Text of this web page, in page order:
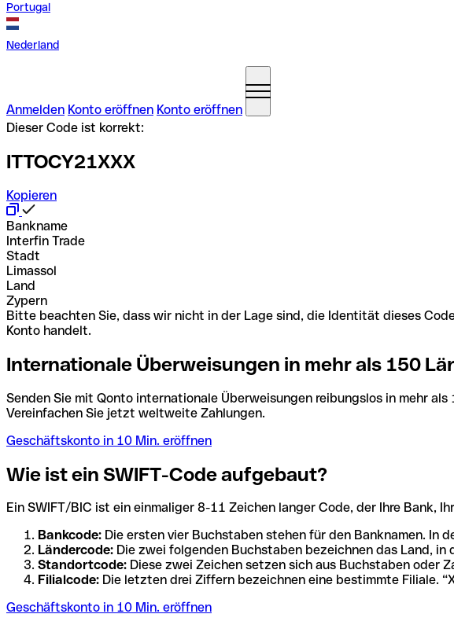
Portugal
Nederland
Anmelden Konto eröffnen Konto eröffnen
Dieser Code ist korrekt:
ITTOCY21XXX
Kopieren
Bankname
Interfin Trade
Stadt
Limassol
Land
Zypern
Bitte beachten Sie, dass wir nicht in der Lage sind, die Identität dieses
Konto handelt.
Internationale Überweisungen in mehr als 150
Senden Sie mit Qonto internationale Überweisungen reibungslos in mehr
Vereinfachen Sie jetzt weltweite Zahlungen.
Geschäftskonto in 10 Min. eröffnen
Wie ist ein SWIFT-Code aufgebaut?
Ein SWIFT/BIC ist ein einmaliger 8-11 Zeichen langer Code, der Ihre Bank,
Bankcode: Die ersten vier Buchstaben stehen für den Banknamen. In
Ländercode: Die zwei folgenden Buchstaben bezeichnen das Land, in
Standortcode: Diese zwei Zeichen setzen sich aus Buchstaben oder
Filialcode: Die letzten drei Ziffern bezeichnen eine bestimmte Filiale.
Geschäftskonto in 10 Min. eröffnen